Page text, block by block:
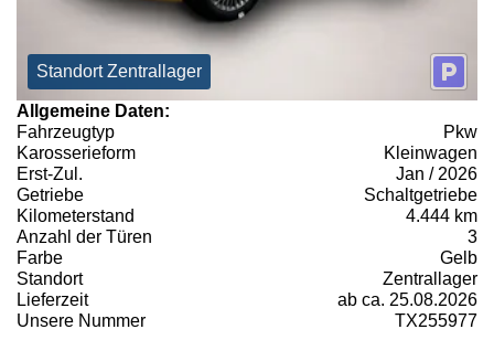
Standort Zentrallager
Allgemeine Daten:
Fahrzeugtyp
Pkw
Karosserieform
Kleinwagen
Erst-Zul.
Jan / 2026
Getriebe
Schaltgetriebe
Kilometerstand
4.444 km
Anzahl der Türen
3
Farbe
Gelb
Standort
Zentrallager
Lieferzeit
ab ca. 25.08.2026
Unsere Nummer
TX255977